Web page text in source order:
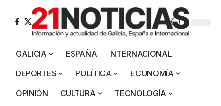
GALICIA ESPAÑA
INTERNACIONAL
DEPORTES
POLÍTICA
ECONOMÍA
OPINIÓN
CULTURA
TECNOLOGÍA